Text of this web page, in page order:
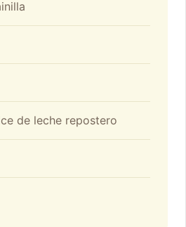
de leche repostero